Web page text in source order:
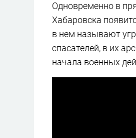
Одновременно в
Хабаровска
в нем называют
спасателей, в их
начала военных